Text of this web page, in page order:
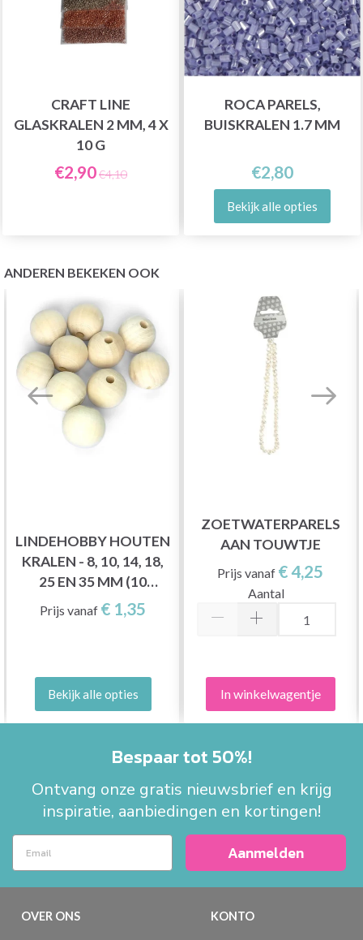
CRAFT LINE
GLASKRALEN 2 MM, 4 X
10 G
€2,90€4,10
ROCA PARELS,
BUISKRALEN 1.7 MM
€2,80
Bekijk alle opties
ANDEREN BEKEKEN OOK
LINDEHOBBY HOUTEN
KRALEN - 8, 10, 14, 18,
25 EN 35 MM (10
STUKS)
Prijs vanaf € 1,35
Bekijk alle opties
ZOETWATERPARELS
AAN TOUWTJE
Prijs vanaf € 4,25
Aantal
In winkelwagentje
Bespaar tot 50%!
Ontvang onze gratis nieuwsbrief en krijg
inspiratie, aanbiedingen en kortingen!
Aanmelden
OVER ONS KONTO